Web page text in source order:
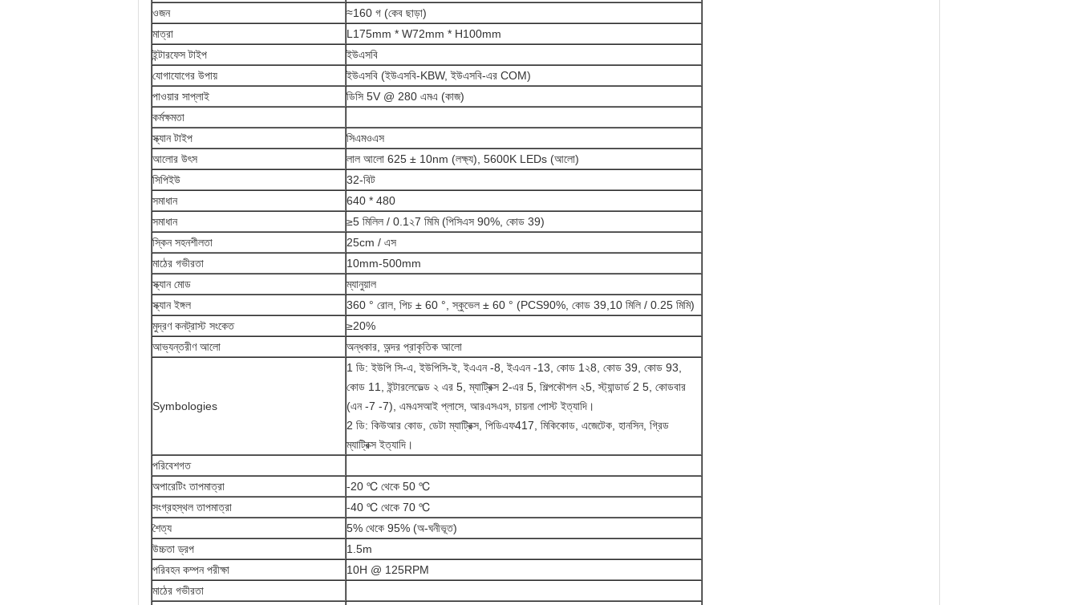
ওজন
≈160 গ (কেব ছাড়া)
মাত্রা
L175mm * W72mm * H100mm
ইন্টারফেস টাইপ
ইউএসবি
যোগাযোগের উপায়
ইউএসবি (ইউএসবি-KBW, ইউএসবি-এর COM)
পাওয়ার সাপ্লাই
ডিসি 5V @ 280 এমএ (কাজ)
কর্মক্ষমতা
স্ক্যান টাইপ
সিএমওএস
আলোর উৎস
লাল আলো 625 ± 10nm (লক্ষ্য), 5600K LEDs (আলো)
সিপিইউ
32-বিট
সমাধান
640 * 480
সমাধান
≥5 মিলিল / 0.1২7 মিমি (পিসিএস 90%, কোড 39)
স্কিন সহনশীলতা
25cm / এস
মাঠের গভীরতা
10mm-500mm
স্ক্যান মোড
ম্যানুয়াল
স্ক্যান ইঙ্গল
360 ° রোল, পিচ ± 60 °, স্কুভেল ± 60 ° (PCS90%, কোড 39,10 মিলি / 0.25 মিমি)
মুদ্রণ কনট্রাস্ট সংকেত
≥20%
আভ্যন্তরীণ আলো
অন্ধকার, অন্দর প্রাকৃতিক আলো
Symbologies
1 ডি: ইউপি সি-এ, ইউপিসি-ই, ইএএন -8, ইএএন -13, কোড 1২8, কোড 39, কোড 93,
কোড 11, ইন্টারলেভেল্ড ২ এর 5, ম্যাট্রিক্স 2-এর 5, শিল্পকৌশল ২5, স্ট্যান্ডার্ড 2 5, কোডবার
(এন -7 -7), এমএসআই প্লাসে, আরএসএস, চায়না পোস্ট ইত্যাদি।
2 ডি: কিউআর কোড, ডেটা ম্যাট্রিক্স, পিডিএফ417, মিকিকোড, এজেটেক, হানসিন, গ্রিড
ম্যাট্রিক্স ইত্যাদি।
পরিবেশগত
অপারেটিং তাপমাত্রা
-20 ℃ থেকে 50 ℃
সংগ্রহস্থল তাপমাত্রা
-40 ℃ থেকে 70 ℃
শৈত্য
5% থেকে 95% (অ-ঘনীভূত)
উচ্চতা ড্রপ
1.5m
পরিবহন কম্পন পরীক্ষা
10H @ 125RPM
মাঠের গভীরতা